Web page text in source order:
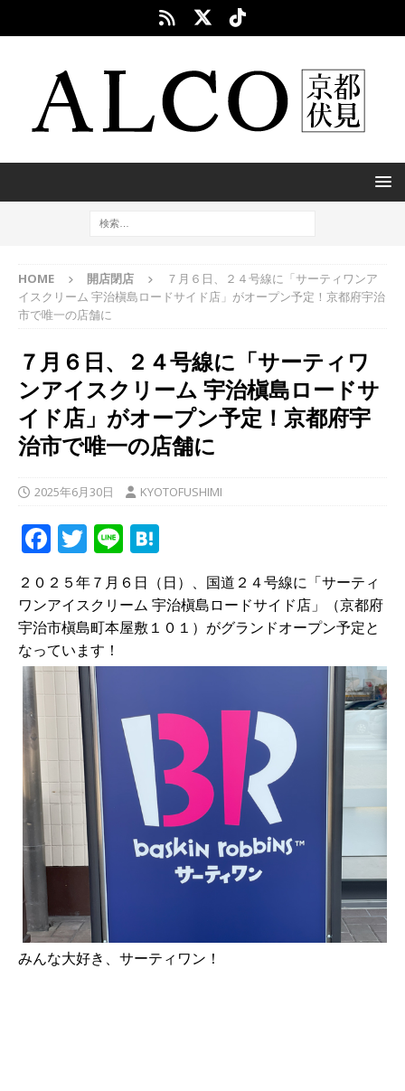
HOME 開店閉店
７月６日、２４号線に「サーティワンア
イスクリーム 宇治槇島ロードサイド店」がオープン予定！京都府宇治
市で唯一の店舗に
７月６日、２４号線に「サーティワ
ンアイスクリーム 宇治槇島ロードサ
イド店」がオープン予定！京都府宇
治市で唯一の店舗に
2025年6月30日 KYOTOFUSHIMI
F
a
c
e
b
o
o
T
w
it
te
r
Li
n
e
at
e
n
２０２５年７月６日（日）、国道２４号線に「サーティ
ワンアイスクリーム 宇治槇島ロードサイド店」（京都府
宇治市槇島町本屋敷１０１）がグランドオープン予定と
なっています！
みんな大好き、サーティワン！